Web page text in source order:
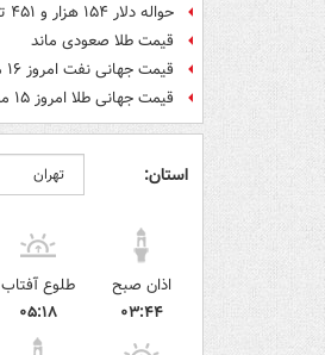
حواله دلار ۱۵۴ هزار و ۴۵۱ تومان شد
قیمت طلا صعودی ماند
قیمت جهانی نفت امروز ۱۶ مرداد
قیمت جهانی طلا امروز ۱۵ مرداد
استان:
اذان صبح
۰۳:۴۴
طلوع آفتاب
۰۵:۱۸